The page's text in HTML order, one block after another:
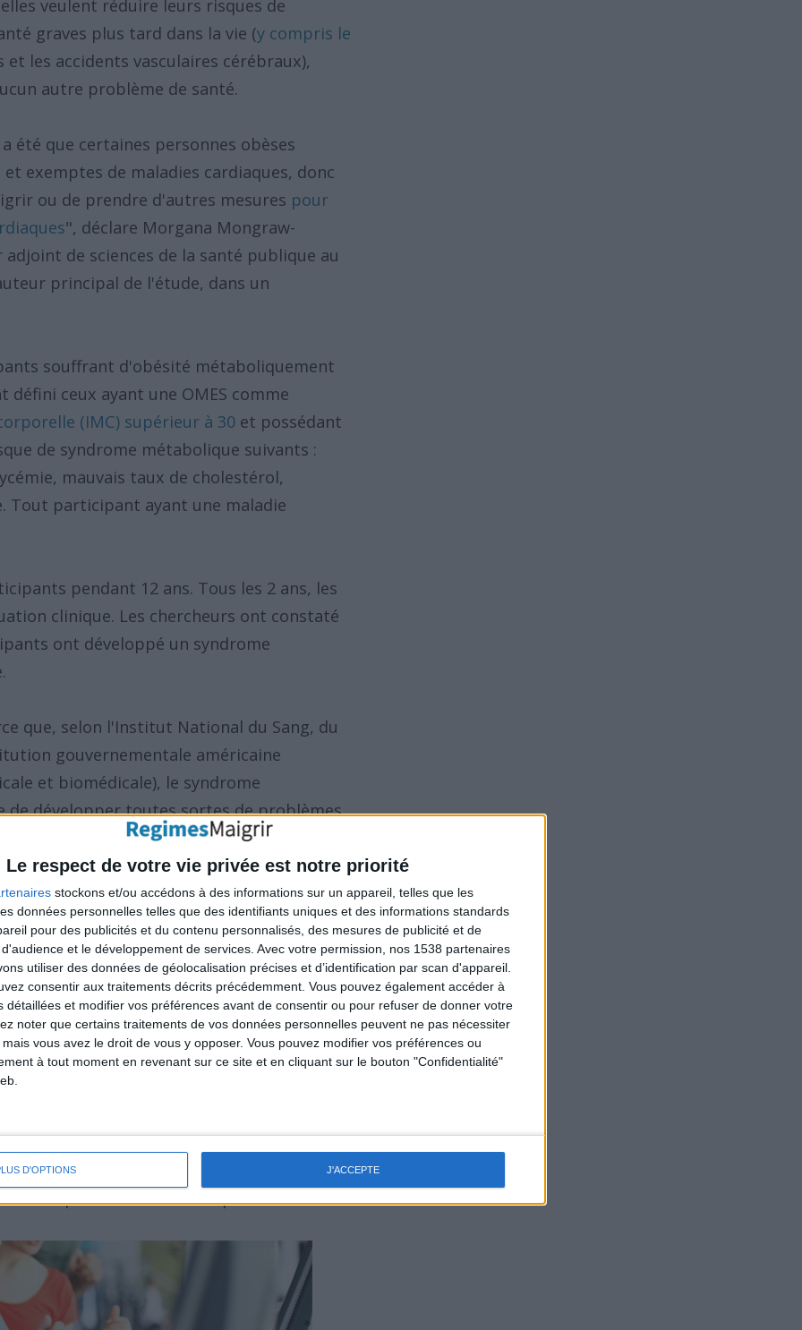
Le respect de votre vie privée est notre priorité
stockons et/ou accédons à des informations sur un appareil, telles que les
données personnelles telles que des identifiants uniques et des informations standards
pour des publicités et du contenu personnalisés, des mesures de publicité et de
et le développement de services. Avec votre permission, nos 1538 partenaires
utiliser des données de géolocalisation précises et d’identification par scan d'appareil.
consentir aux traitements décrits précédemment. Vous pouvez également accéder à
détaillées et modifier vos préférences avant de consentir ou pour refuser de donner votre
noter que certains traitements de vos données personnelles peuvent ne pas nécessiter
vous avez le droit de vous y opposer. Vous pouvez modifier vos préférences ou
à tout moment en revenant sur ce site et en cliquant sur le bouton "Confidentialité"
D'OPTIONS J'ACCEPTE
veulent réduire leurs risques de
graves plus tard dans la vie (y compris le
et les accidents vasculaires cérébraux),
autre problème de santé.
été que certaines personnes obèses
exemptes de maladies cardiaques, donc
ou de prendre d'autres mesures pour
", déclare Morgana Mongraw-
de sciences de la santé publique au
principal de l'étude, dans un
souffrant d'obésité métaboliquement
défini ceux ayant une OMES comme
(IMC) supérieur à 30 et possédant
de syndrome métabolique suivants :
mauvais taux de cholestérol,
Tout participant ayant une maladie
pendant 12 ans. Tous les 2 ans, les
clinique. Les chercheurs ont constaté
ont développé un syndrome
que, selon l'Institut National du Sang, du
gouvernementale américaine
et biomédicale), le syndrome
de développer toutes sortes de problèmes
cardiovasculaires, le diabète et les
une corrélation directe entre l'OMES et
un lien entre l'OMES et la probabilité
métabolique (en comparaison avec
normal).
spécifiquement cherché à voir si cette
plus élevé de maladie cardiaque et
déclaré Mongraw-Chaffin. "L'obésité
un indicateur stable ou fiable du risque
: à l'heure actuelle, il n'existe aucun moyen
et quels autres ne vont pas."